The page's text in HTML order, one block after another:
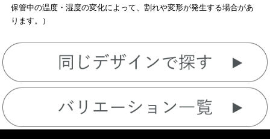
保管中の温度・湿度の変化によって、割れや変形が発生する場合があ
ります。）